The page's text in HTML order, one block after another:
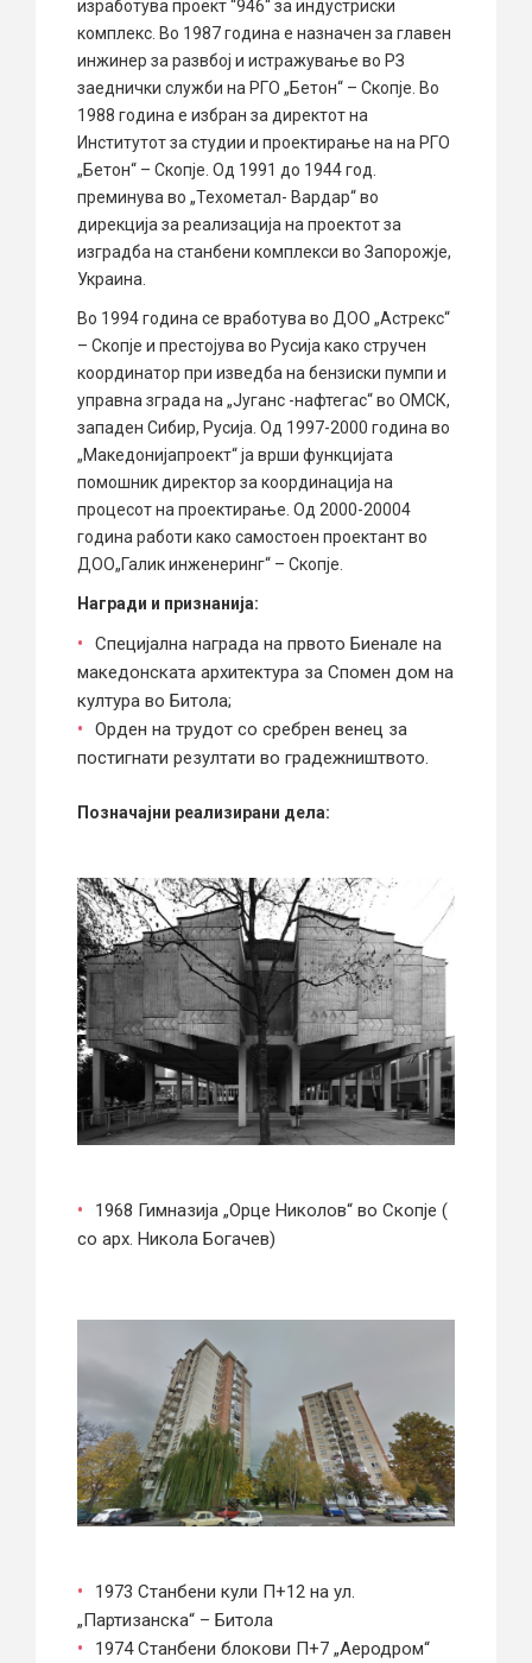
изработува проект “946“ за индустриски
комплекс. Во 1987 година е назначен за главен
инжинер за развбој и истражување во РЗ
заеднички служби на РГО „Бетон“ – Скопје. Во
1988 година е избран за директот на
Институтот за студии и проектирање на на РГО
„Бетон“ – Скопје. Од 1991 до 1944 год.
преминува во „Техометал- Вардар“ во
дирекција за реализација на проектот за
изградба на станбени комплекси во Запорожје,
Украина.
Во 1994 година се вработува во ДОО „Астрекс“
– Скопје и престојува во Русија како стручен
координатор при изведба на бензиски пумпи и
управна зграда на „Југанс -нафтегас“ во ОМСК,
западен Сибир, Русија. Од 1997-2000 година во
„Македонијапроект“ ја врши функцијата
помошник директор за координација на
процесот на проектирање. Од 2000-20004
година работи како самостоен проектант во
ДОО„Галик инженеринг“ – Скопје.
Награди и признанија:
Специјална награда на првото Биенале на
македонската архитектура за Спомен дом на
култура во Битола;
Орден на трудот со сребрен венец за
постигнати резултати во градежништвото.
Позначајни реализирани дела:
1968 Гимназија „Орце Николов“ во Скопје (
со арх. Никола Богачев)
1973 Станбени кули П+12 на ул.
„Партизанска“ – Битола
1974 Станбени блокови П+7 „Аеродром“